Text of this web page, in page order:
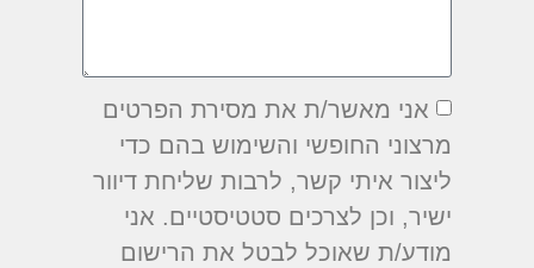
אני מאשר/ת את מסירת הפרטים
מרצוני החופשי והשימוש בהם כדי
ליצור איתי קשר, לרבות שליחת דיוור
ישיר, וכן לצרכים סטטיסטיים. אני
מודע/ת שאוכל לבטל את הרישום